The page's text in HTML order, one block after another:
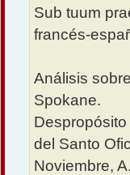
Sub tuum
francés-
Análisis
Spokane.
del Santo
Noviembre,